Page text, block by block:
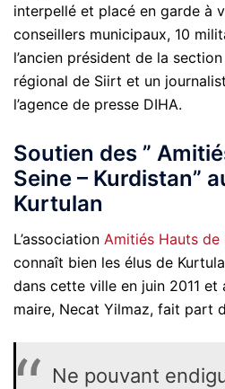
interpellé et placé en garde à
conseillers municipaux, 10
l’ancien président de la
régional de Siirt et un
l’agence de presse DIHA.
Soutien des ”
Seine – Kurdistan”
Kurtulan
L’association Amitiés Hauts de
connaît bien les élus de
dans cette ville en juin 2011
maire, Necat Yilmaz, fait part
Ne pouvant